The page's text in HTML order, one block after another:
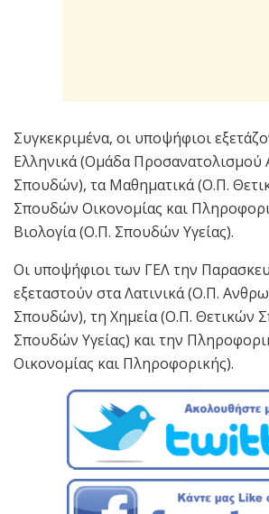
Συγκεκριμένα, οι υποψήφιοι
Ελληνικά (Ομάδα Προσανατολισμού
Σπουδών), τα Μαθηματικά (Ο.Π.
Σπουδών Οικονομίας και
Βιολογία (Ο.Π. Σπουδών Υγείας).
Οι υποψήφιοι των ΓΕΛ την
εξεταστούν στα Λατινικά (Ο.Π.
Σπουδών), τη Χημεία (Ο.Π. Θετικών
Σπουδών Υγείας) και την
Οικονομίας και Πληροφορικής).